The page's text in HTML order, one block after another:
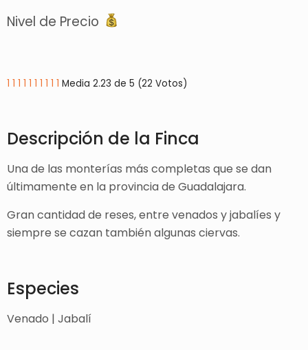
Nivel de Precio
1 1 1 1 1 1 1 1 1 1 Media 2.23 de 5 (22 Votos)
Descripción de la Finca
Una de las monterías más completas que se dan
últimamente en la provincia de Guadalajara.
Gran cantidad de reses, entre venados y jabalíes y
siempre se cazan también algunas ciervas.
Especies
Venado | Jabalí